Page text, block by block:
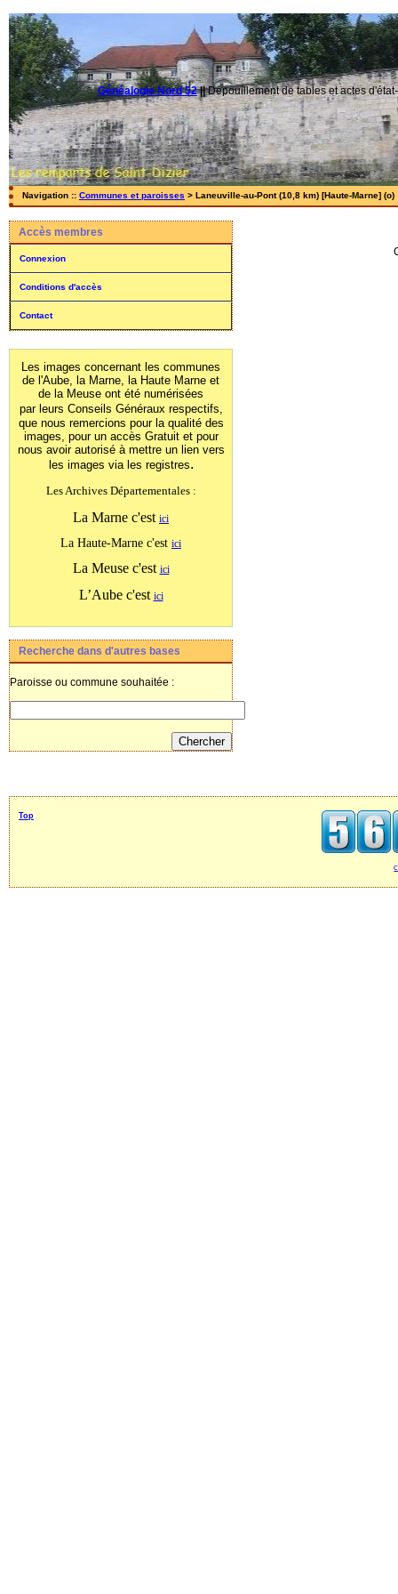
Généalogie Nord 52||Dépouillement de tables et actes
Navigation :: Communes et paroisses > Laneuville-au-Pont (10,8 km) [Haute-Marne] (o)
Accès membres
Connexion
Conditions d'accès
Contact
Les images concernant les communes
de l'Aube, la Marne, la Haute Marne et
de la Meuse ont été numérisées
par leurs Conseils Généraux respectifs,
que nous remercions pour la qualité des
images, pour un accès Gratuit et pour
nous avoir autorisé à mettre un lien vers
les images via les registres.
Les Archives Départementales :
La Marne c'est ici
La Haute-Marne c'est ici
La Meuse c'est ici
L’Aube c'est ici
Recherche dans d'autres bases
Paroisse ou commune souhaitée :
Top